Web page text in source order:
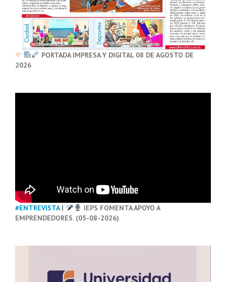
PORTADA IMPRESA Y DIGITAL 08 DE AGOSTO DE
2026
#ENTREVISTA|
IEPS FOMENTA APOYO A
EMPRENDEDORES. (05-08-2026)